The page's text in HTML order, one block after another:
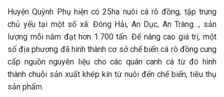
Huyện Quỳnh Phụ hiện có 25ha nuôi cá rô đồng, tập trung
chủ yếu tại một số xã: Đông Hải, An Dục, An Tràng…, sản
lượng mỗi năm đạt hơn 1.700 tấn. Để nâng cao giá trị, một
số địa phương đã hình thành cơ sở chế biến cá rô đồng cung
cấp nguồn nguyên liệu cho các quán canh cá từ đó hình
thành chuỗi sản xuất khép kín từ nuôi đến chế biến, tiêu thụ
sản phẩm.